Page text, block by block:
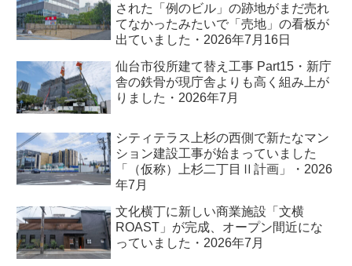
された「例のビル」の跡地がまだ売れ
てなかったみたいで「売地」の看板が
出ていました・2026年7月16日
仙台市役所建て替え工事 Part15・新庁
舎の鉄骨が現庁舎よりも高く組み上が
りました・2026年7月
シティテラス上杉の西側で新たなマン
ション建設工事が始まっていました
「（仮称）上杉二丁目Ⅱ計画」・2026
年7月
文化横丁に新しい商業施設「文横
ROAST」が完成、オープン間近にな
っていました・2026年7月